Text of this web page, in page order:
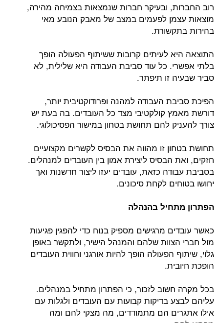
רוב החברות, ובעיקר חברות שנמצאות בצמיחה מהירה,
מוצאות עצמן לפעמים במצב של מאבק הנובע מאי
בהירות בתקשורת.
התוצאה היא לעיתים קרובות ששיתוף הפעולה הופך
בלתי אפשרי. כל עוד סביבת העבודה היא שלילית, לא
סביר שבעיה זו תיפתר.
הפיכת סביבת העבודה למהנה ופרודוקטיבית יותר,
דורשת מאמץ קולקטיבי מצד כל העובדים. בה בעת יש
צורך להעניק להם תחושת בטחון במישור הפסיכולוגי.
תחושת בטחון זו מהווה את הבסיס לקשרים מקצועיים
חזקים, ואת הבסיס ליצירת אמון בין העובדים למנהלים.
בסביבת עבודה כזאת, עובדים יעזו ליצור חדשנות ואך
יחושו בטוחים לקחת סיכונים.
הפתרון מתחיל בהנהלה
כאשר עובדים מרגישים מספיק בנוח כדי להפגין פגיעות
מול חברי הצוות שלהם והמנהל הישיר, ולתקשר באופן
גלוי, שיתוף הפעולה הופך להיות אורגני וחווית העובדים
הופכת חיובית.
בכל מקרה חשוב לזכור, כי הפתרון מתחיל במנהלים.
עליהם לבצע בדיקות קבועות עם העובדים ולגלות עם
אילו אתגרים הם מתמודדים, מה מצקי להם ומה